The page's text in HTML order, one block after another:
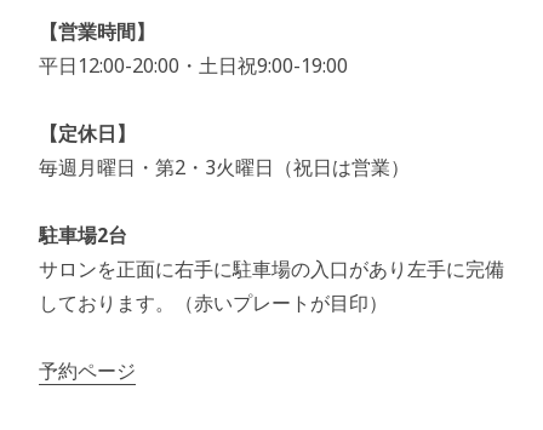
【営業時間】
平日12:00-20:00・土日祝9:00-19:00
【定休日】
毎週月曜日・第2・3火曜日（祝日は営業）
駐車場2台
サロンを正面に右手に駐車場の入口があり左手に完備
しております。（赤いプレートが目印）
予約ページ